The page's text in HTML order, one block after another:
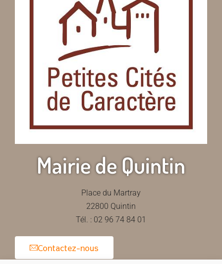
Mairie de Quintin
Place du Martray
22800 Quintin
Tél. : 02 96 74 84 01
Contactez-nous